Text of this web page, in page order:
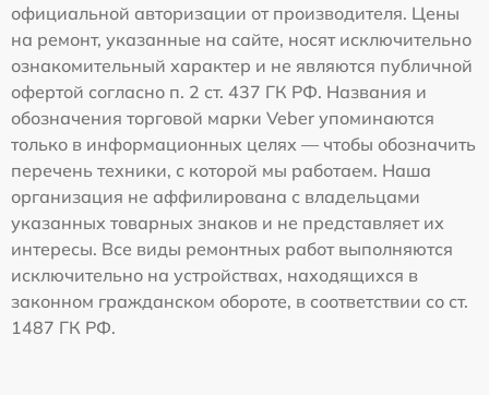
официальной авторизации от производителя. Цены
на ремонт, указанные на сайте, носят исключительно
ознакомительный характер и не являются публичной
офертой согласно п. 2 ст. 437 ГК РФ. Названия и
обозначения торговой марки Veber упоминаются
только в информационных целях — чтобы обозначить
перечень техники, с которой мы работаем. Наша
организация не аффилирована с владельцами
указанных товарных знаков и не представляет их
интересы. Все виды ремонтных работ выполняются
исключительно на устройствах, находящихся в
законном гражданском обороте, в соответствии со ст.
1487 ГК РФ.